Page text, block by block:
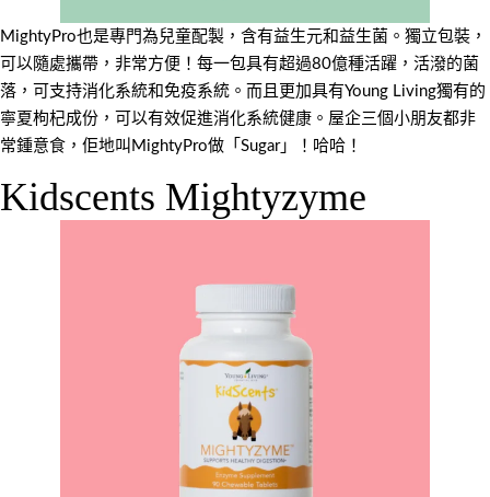
MightyPro也是專門為兒童配製，含有益生元和益生菌。獨立包裝，
可以隨處攜帶，非常方便！每一包具有超過80億種活躍，活潑的菌
落，可支持消化系統和免疫系統。而且更加具有Young Living獨有的
寧夏枸杞成份，可以有效促進消化系統健康。屋企三個小朋友都非
常鍾意食，佢地叫MightyPro做「Sugar」！哈哈！
Kidscents Mightyzyme